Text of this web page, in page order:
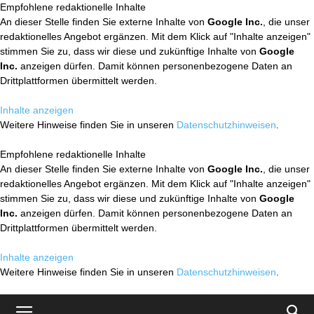
Empfohlene redaktionelle Inhalte
An dieser Stelle finden Sie externe Inhalte von Google Inc. , die unser
redaktionelles Angebot ergänzen. Mit dem Klick auf "Inhalte anzeigen"
stimmen Sie zu, dass wir diese und zukünftige Inhalte von Google
Inc. anzeigen dürfen. Damit können personenbezogene Daten an
Drittplattformen übermittelt werden.
Inhalte anzeigen
Weitere Hinweise finden Sie in unseren Datenschutzhinweisen
Empfohlene redaktionelle Inhalte
An dieser Stelle finden Sie externe Inhalte von Google Inc. , die unser
redaktionelles Angebot ergänzen. Mit dem Klick auf "Inhalte anzeigen"
stimmen Sie zu, dass wir diese und zukünftige Inhalte von Google
Inc. anzeigen dürfen. Damit können personenbezogene Daten an
Drittplattformen übermittelt werden.
Inhalte anzeigen
Weitere Hinweise finden Sie in unseren Datenschutzhinweisen